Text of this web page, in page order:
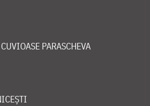
PARASCHEVA